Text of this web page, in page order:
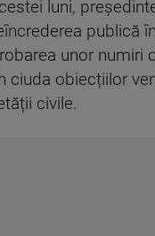
luni,
publică
unor numiri
ciuda obiecțiilor
civile.